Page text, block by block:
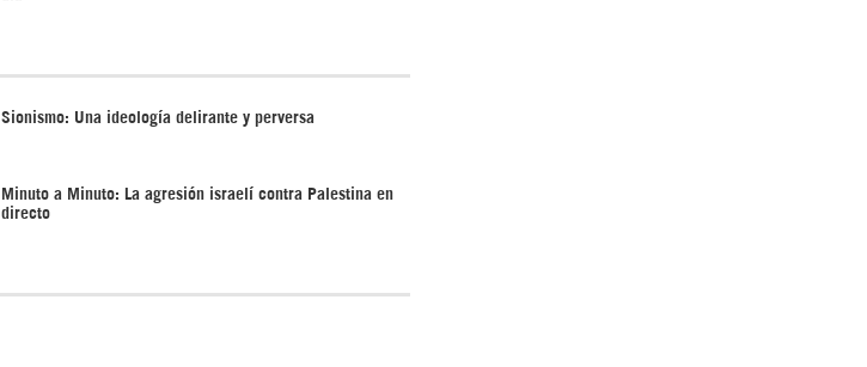
Sionismo: Una ideología delirante y perversa
Minuto a Minuto: La agresión israelí contra Palestina en
directo